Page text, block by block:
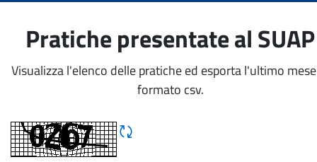
Pratiche presentate al SUAP
Visualizza l'elenco delle pratiche ed esporta l'ultimo
formato csv.
Rigene CAPTCHA